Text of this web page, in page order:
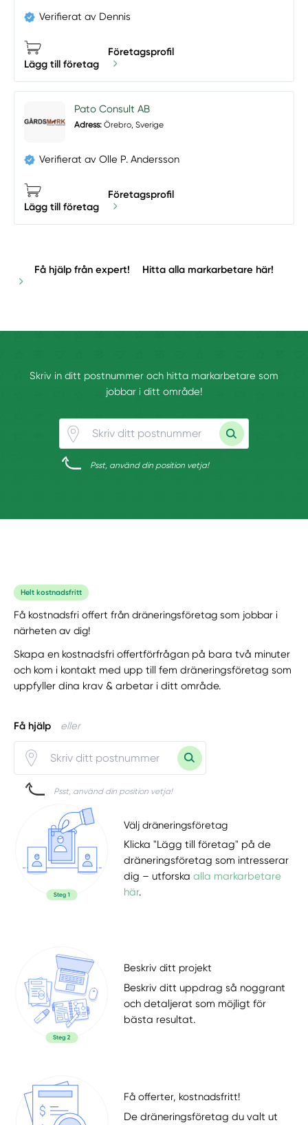
Verifierat av Dennis
Lägg till företag
Företagsprofil
Pato Consult AB
Adress: Örebro, Sverige
Verifierat av Olle P. Andersson
Lägg till företag
Företagsprofil
Få hjälp från expert! Hitta alla markarbetare här!
Skriv in ditt postnummer och hitta markarbetare som
jobbar i ditt område!
Psst, använd din position vetja!
Helt kostnadsfritt
Få kostnadsfri offert från dräneringsföretag som jobbar i
närheten av dig!
Skapa en kostnadsfri offertförfrågan på bara två minuter
och kom i kontakt med upp till fem dräneringsföretag som
uppfyller dina krav & arbetar i ditt område.
Få hjälp eller
Psst, använd din position vetja!
Välj dräneringsföretag
Klicka "Lägg till företag" på de
dräneringsföretag som intresserar
dig – utforskaalla markarbetare
här.
Beskriv ditt projekt
Beskriv ditt uppdrag så noggrant
och detaljerat som möjligt för
bästa resultat.
Få offerter, kostnadsfritt!
De dräneringsföretag du valt ut